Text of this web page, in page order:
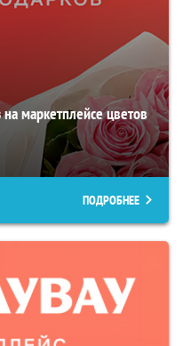
маркетплейсе цветов
ПОДРОБНЕЕ